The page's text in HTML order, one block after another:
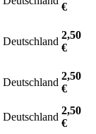
€
Deutschland
2,50
€
Deutschland
2,50
€
Deutschland
2,50
€